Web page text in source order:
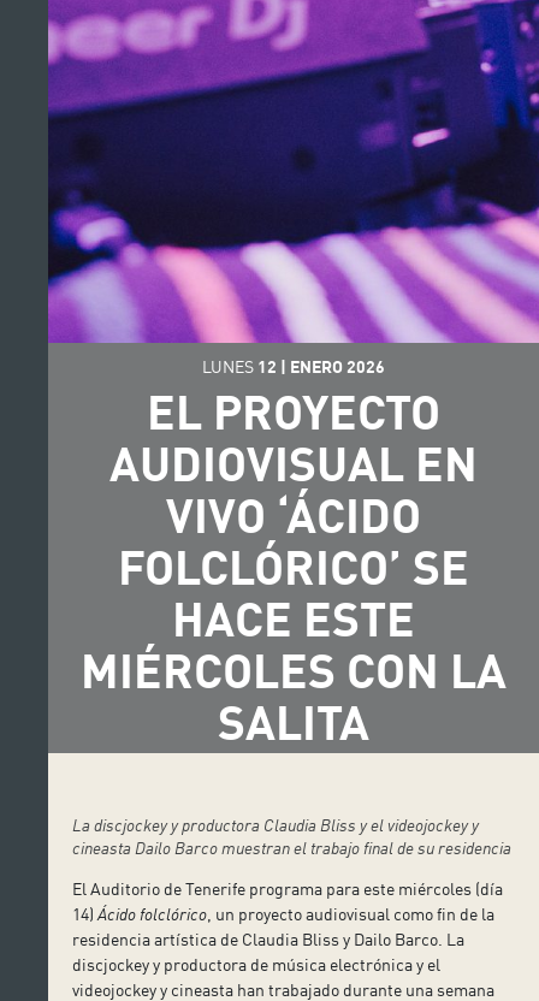
LUNES 12 | ENERO 2026
EL PROYECTO
AUDIOVISUAL EN
VIVO ‘ÁCIDO
FOLCLÓRICO’ SE
HACE ESTE
MIÉRCOLES CON LA
SALITA
La discjockey y productora Claudia Bliss y el videojockey y
cineasta Dailo Barco muestran el trabajo final de su residencia
El Auditorio de Tenerife programa para este miércoles (día
14)Ácido folclórico , un proyecto audiovisual como fin de la
residencia artística de Claudia Bliss y Dailo Barco. La
discjockey y productora de música electrónica y el
videojockey y cineasta han trabajado durante una semana